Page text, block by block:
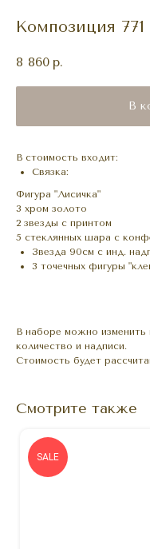
Композиция 771
8 860 р.
В
В стоимость входит:
Связка:
Фигура "Лисичка"
3 хром золото
2 звезды с принтом
5 стеклянных шара с
Звезда 90см с инд.
3 точечных фигуры
В наборе можно изменить
количество и надписи.
Стоимость будет
Смотрите также
SALE